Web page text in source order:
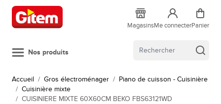
Allez au contenu
MagasinsMe connecterPanier
Nos produits
Accueil / Gros électroménager / Piano de cuisson - Cuisinière
/ Cuisinière mixte
/ CUISINIERE MIXTE 60X60CM BEKO FBS63121WD